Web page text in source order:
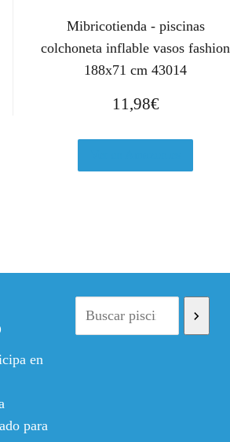
Mibricotienda - piscinas
colchoneta inflable vasos fashion
188x71 cm 43014
11,98€
en
para